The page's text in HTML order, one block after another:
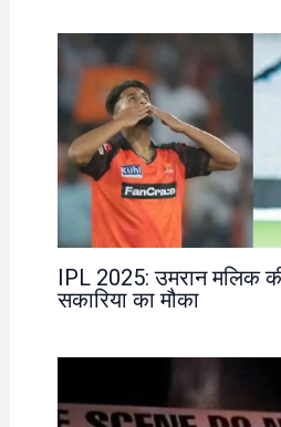
IPL 2025: उमरान मलिक
सकारिया का मौका